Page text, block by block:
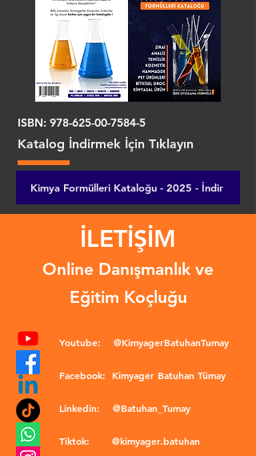
ISBN: 978-625-00-7584-5
Katalog İndirmek İçin Tıklayın
Kimya Formülleri Kataloğu - 2025 - İndir
İLETİŞİM
Online Danışmanlık ve
Eğitim Koçluğu
Youtube: @KimyagerBatuhanTumay
Facebook: Kimyager Batuhan Tümay
Linkedin: @Batuhan_Tumay
Tiktok: @kimyager.batuhan